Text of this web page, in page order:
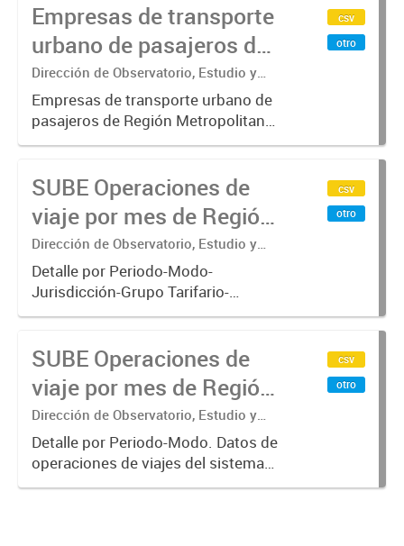
metro y colectivos. Empresas que
operan con SUBE .-
Empresas de transporte
urbano de pasajeros de
Región Metropolitana de
Buenos Aires - SUBE
Dirección de Observatorio, Estudio y
Sistemas – Ministerio de Transporte
Empresas de transporte urbano de
pasajeros de Región Metropolitana
de Buenos Aires incluyendo trenes,
Empresas que operan con
SUBE_x000D_ .-
csv
otro
SUBE Operaciones de
viaje por mes de Región
Metropolitana de
Buenos Aires, agregado
Dirección de Observatorio, Estudio y
Sistemas – Ministerio de Transporte
Detalle por Periodo-Modo-
Jurisdicción-Grupo Tarifario-
Empresa-Línea. Datos de
único de boleto electrónico(SUBE)
para el periodo registrado desde
01/01/2013 hasta...
csv
otro
SUBE Operaciones de
viaje por mes de Región
Metropolitana de
Buenos Aires, agregado
por Periodo-Modo
Dirección de Observatorio, Estudio y
Sistemas – Ministerio de Transporte
Detalle por Periodo-Modo. Datos de
operaciones de viajes del sistema
único de boleto electrónico(SUBE)
csv
otro